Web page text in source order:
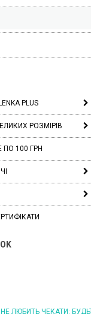
PLUS
РОЗМІРІВ
100 ГРН
БУДЬТЕ ГОТОВІ ДО